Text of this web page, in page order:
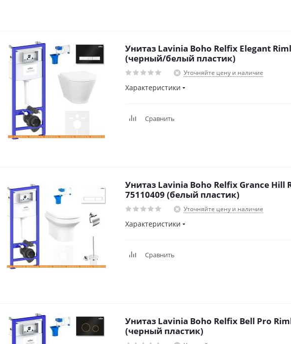
Унитаз Lavinia Boho Relfix Elegant
(черный/белый пластик)
Уточняйте цену и наличие
Характеристики
Сравнить
Унитаз Lavinia Boho Relfix Grance Hill
75110409 (белый пластик)
Уточняйте цену и наличие
Характеристики
Сравнить
Унитаз Lavinia Boho Relfix Bell Pro
(черный пластик)